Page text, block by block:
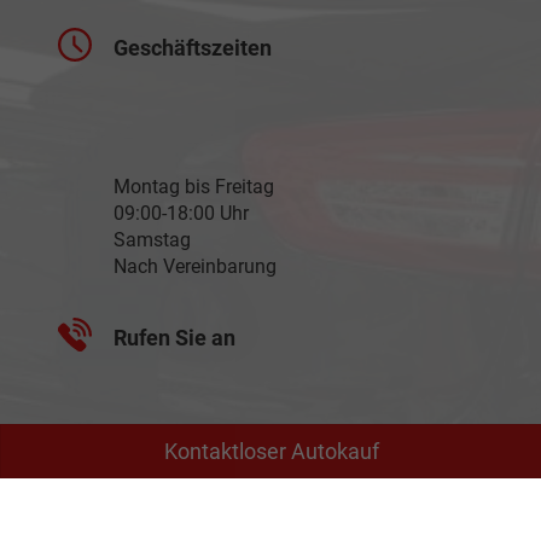
Kontaktloser Autokauf
Geschäftszeiten
Montag bis Freitag
09:00-18:00 Uhr
Samstag
Nach Vereinbarung
Rufen Sie an
+49 3588 / 25 18 0